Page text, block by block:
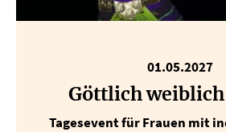
01.05.2027
Göttlich
Tagesevent für Frauen mit